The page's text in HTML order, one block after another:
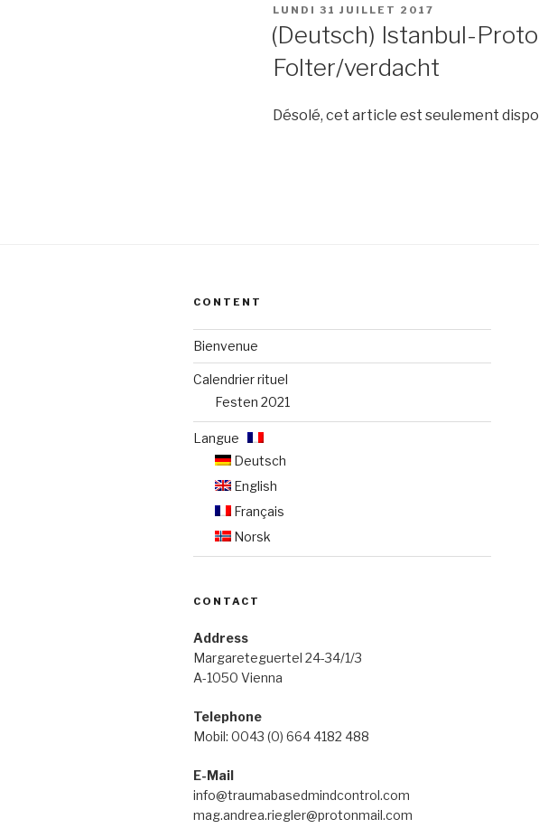
PUBLIÉ
LE
LUNDI 31 JUILLET 2017
(Deutsch) Istanbul-
Folter/verdacht
Désolé, cet article est seulement
CONTENT
Bienvenue
Calendrier rituel
Festen 2021
Langue :
Deutsch
English
Français
Norsk
CONTACT
Address
Margareteguertel 24-34/1/3
A-1050 Vienna
Telephone
Mobil: 0043 (0) 664 4182 488
E-Mail
info@traumabasedmindcontrol.com
mag.andrea.riegler@protonmail.com